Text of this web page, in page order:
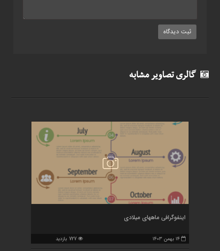
گالری تصاویر مشابه
اینفوگرافی ماههای میلادی
۱۴ بهمن ۱۴۰۳ 727 بازدید